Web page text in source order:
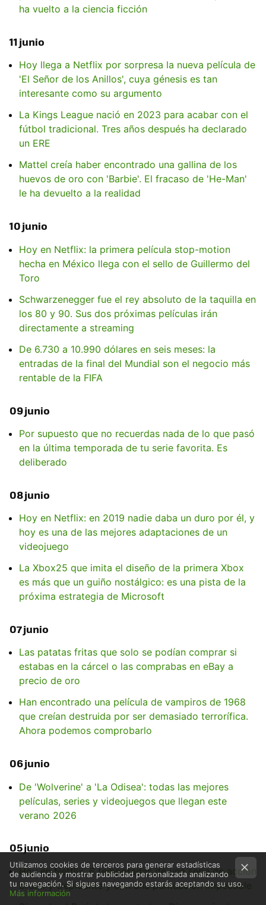
ha vuelto a la ciencia ficción
11 junio
Hoy llega a Netflix por sorpresa la nueva película de
'El Señor de los Anillos', cuya génesis es tan
interesante como su argumento
La Kings League nació en 2023 para acabar con el
fútbol tradicional. Tres años después ha declarado
un ERE
Mattel creía haber encontrado una gallina de los
huevos de oro con 'Barbie'. El fracaso de 'He-Man'
le ha devuelto a la realidad
10 junio
Hoy en Netflix: la primera película stop-motion
hecha en México llega con el sello de Guillermo del
Toro
Schwarzenegger fue el rey absoluto de la taquilla en
los 80 y 90. Sus dos próximas películas irán
directamente a streaming
De 6.730 a 10.990 dólares en seis meses: la
entradas de la final del Mundial son el negocio más
rentable de la FIFA
09 junio
Por supuesto que no recuerdas nada de lo que pasó
en la última temporada de tu serie favorita. Es
deliberado
08 junio
Hoy en Netflix: en 2019 nadie daba un duro por él, y
hoy es una de las mejores adaptaciones de un
videojuego
La Xbox25 que imita el diseño de la primera Xbox
es más que un guiño nostálgico: es una pista de la
próxima estrategia de Microsoft
07 junio
Las patatas fritas que solo se podían comprar si
estabas en la cárcel o las comprabas en eBay a
precio de oro
Han encontrado una película de vampiros de 1968
que creían destruida por ser demasiado terrorífica.
Ahora podemos comprobarlo
06 junio
De 'Wolverine' a 'La Odisea': todas las mejores
películas, series y videojuegos que llegan este
verano 2026
05 junio
Hoy en Netflix, 6 temporadas de una serie de acción
brutal y trepidante y con una puntuación impecable
Utilizamos cookies de terceros para generar estadísticas
de audiencia y mostrar publicidad personalizada analizando
tu navegación. Si sigues navegando estarás aceptando su uso.
Más información